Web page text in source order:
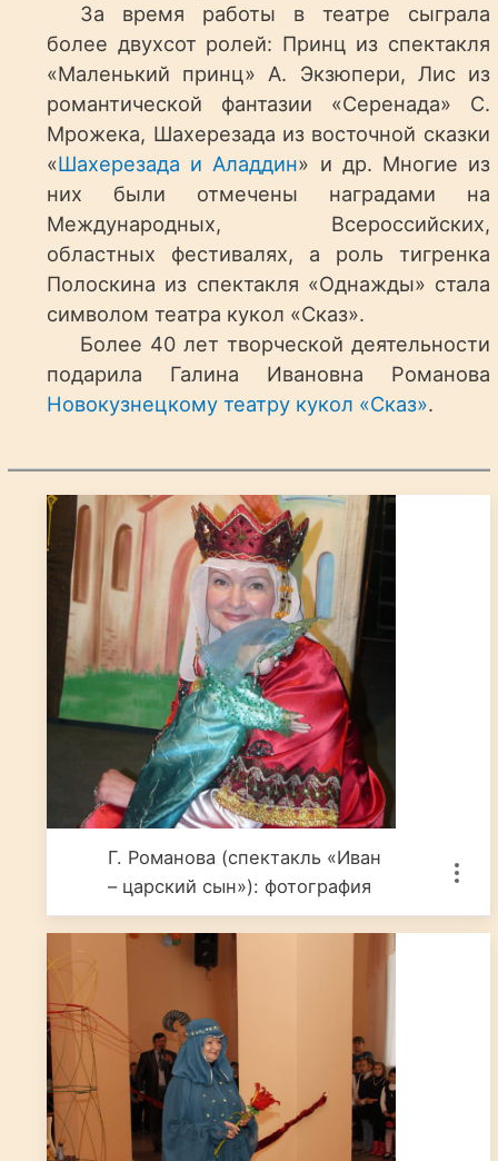
За время работы в театре сыграла
более двухсот ролей: Принц из спектакля
«Маленький принц» А. Экзюпери, Лис из
романтической фантазии «Серенада» С.
Мрожека, Шахерезада из восточной сказки
«Шахерезада и Аладдин» и др. Многие из
них были отмечены наградами на
Международных, Всероссийских,
областных фестивалях, а роль тигренка
Полоскина из спектакля «Однажды» стала
символом театра кукол «Сказ».
Более 40 лет творческой деятельности
подарила Галина Ивановна Романова
Новокузнецкому театру кукол «Сказ».
Г. Романова (спектакль «Иван
– царский сын»): фотография